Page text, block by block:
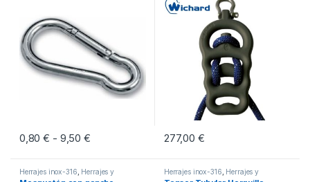
0,80€ - 9,50€Rango de precios: desde 0,80 € hasta 9,50 €
Este producto tiene múltiples variantes. Las opciones se pueden
277,00 €
Herrajes inox-316 Herrajes y
Mosquetones
Herrajes inox-316 Herrajes y
Mosquetones